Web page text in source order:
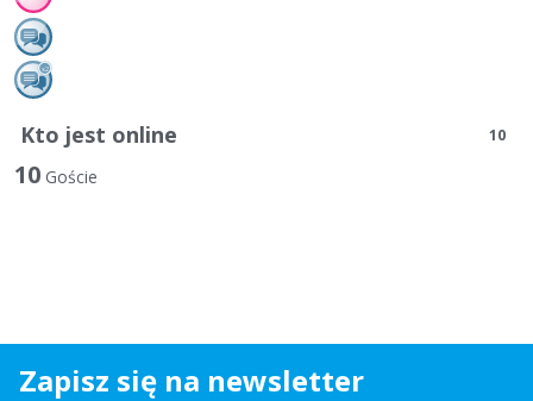
Kto jest online 10
10 Goście
Zapisz się na newsletter